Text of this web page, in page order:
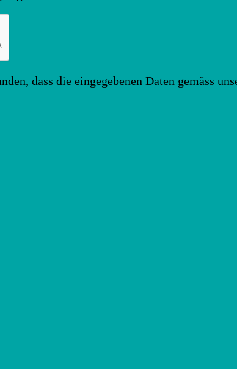
dass die eingegebenen Daten gemäss